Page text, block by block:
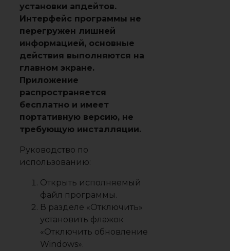
установки апдейтов.
Интерфейс программы не
перегружен лишней
информацией, основные
действия выполняются на
главном экране.
Приложение
распространяется
бесплатно и имеет
портативную версию, не
требующую инсталляции.
Руководство по
использованию:
Открыть исполняемый
файл программы.
В разделе «Отключить»
установить флажок
«Отключить обновление
Windows».